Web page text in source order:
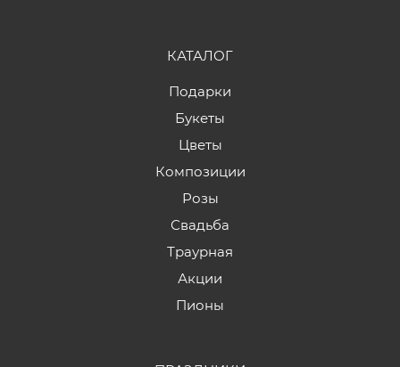
КАТАЛОГ
Подарки
Букеты
Цветы
Композиции
Розы
Свадьба
Траурная
Акции
Пионы